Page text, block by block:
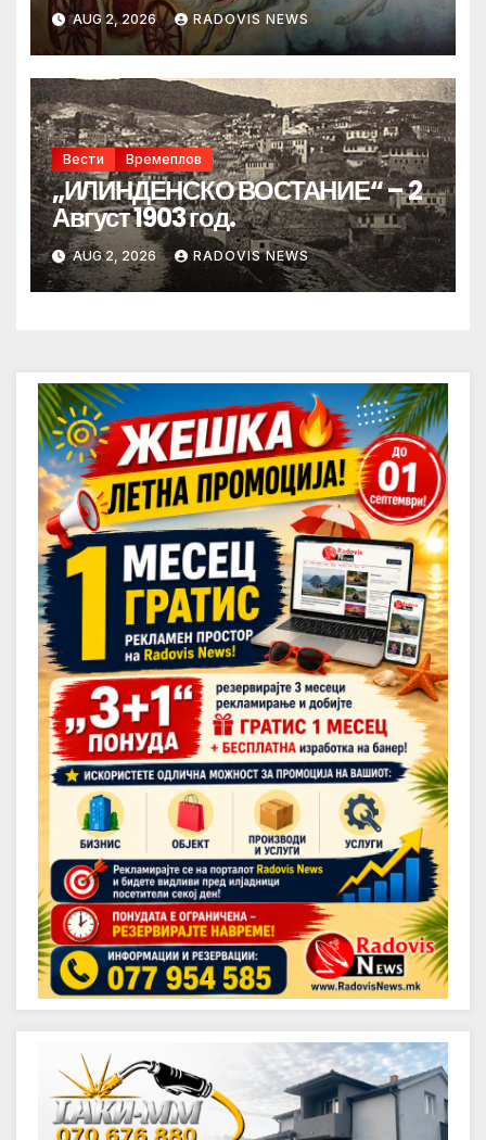
AUG 2, 2026 RADOVIS NEWS
Вести Времеплов
„ИЛИНДЕНСКО ВОСТАНИЕ“ – 2
Август 1903 год.
AUG 2, 2026 RADOVIS NEWS